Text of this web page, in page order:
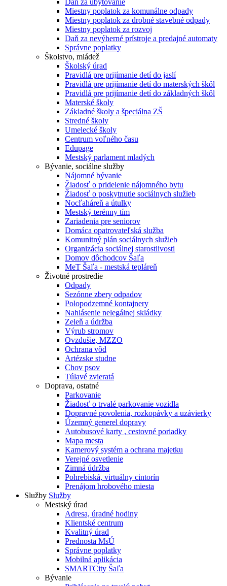
Daň za ubytovanie
Miestny poplatok za komunálne odpady
Miestny poplatok za drobné stavebné odpady
Miestny poplatok za rozvoj
Daň za nevýherné prístroje a predajné automaty
Správne poplatky
Školstvo, mládež
Školský úrad
Pravidlá pre prijímanie detí do jaslí
Pravidlá pre prijímanie detí do materských škôl
Pravidlá pre prijímanie detí do základných škôl
Materské školy
Základné školy a špeciálna ZŠ
Stredné školy
Umelecké školy
Centrum voľného času
Edupage
Mestský parlament mladých
Bývanie, sociálne služby
Nájomné bývanie
Žiadosť o pridelenie nájomného bytu
Žiadosť o poskytnutie sociálnych služieb
Nocľaháreň a útulky
Mestský terénny tím
Zariadenia pre seniorov
Domáca opatrovateľská služba
Komunitný plán sociálnych služieb
Organizácia sociálnej starostlivosti
Domov dôchodcov Šaľa
MeT Šaľa - mestská tepláreň
Životné prostredie
Odpady
Sezónne zbery odpadov
Polopodzemné kontajnery
Nahlásenie nelegálnej skládky
Zeleň a údržba
Výrub stromov
Ovzdušie, MZZO
Ochrana vôd
Artézske studne
Chov psov
Túlavé zvieratá
Doprava, ostatné
Parkovanie
Žiadosť o trvalé parkovanie vozidla
Dopravné povolenia, rozkopávky a uzávierky
Územný generel dopravy
Autobusové karty , cestovné poriadky
Mapa mesta
Kamerový systém a ochrana majetku
Verejné osvetlenie
Zimná údržba
Pohrebiská, virtuálny cintorín
Prenájom hrobového miesta
Služby Služby
Mestský úrad
Adresa, úradné hodiny
Klientské centrum
Kvalitný úrad
Prednosta MsÚ
Správne poplatky
Mobilná aplikácia
SMARTCity Šaľa
Bývanie